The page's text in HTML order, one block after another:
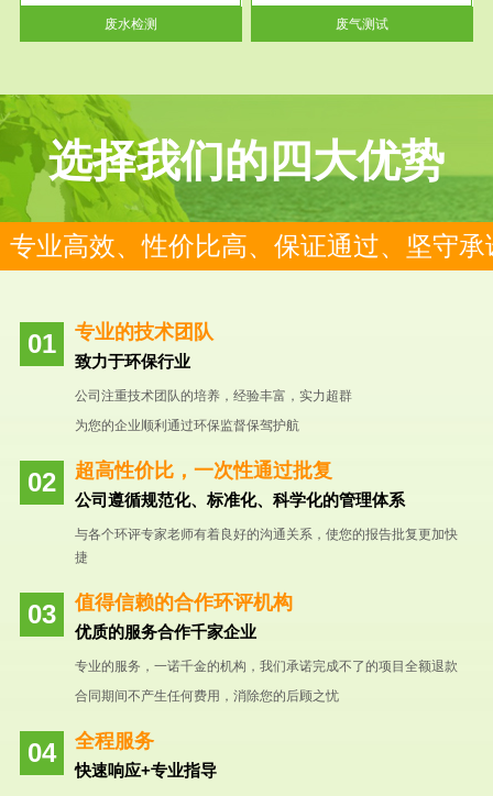
废水检测
包括...
废气测试
选择我们的四大优势
专业高效、性价比高、保证通过、坚守承
专业的技术团队
致力于环保行业
公司注重技术团队的培养，经验丰富，实力超群
为您的企业顺利通过环保监督保驾护航
超高性价比，一次性通过批复
公司遵循规范化、标准化、科学化的管理体系
与各个环评专家老师有着良好的沟通关系，使您的报告批复更加快
捷
值得信赖的合作环评机构
优质的服务合作千家企业
专业的服务，一诺千金的机构，我们承诺完成不了的项目全额退款
合同期间不产生任何费用，消除您的后顾之忧
全程服务
快速响应+专业指导